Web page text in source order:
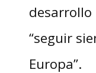
“seguir
Europa”.